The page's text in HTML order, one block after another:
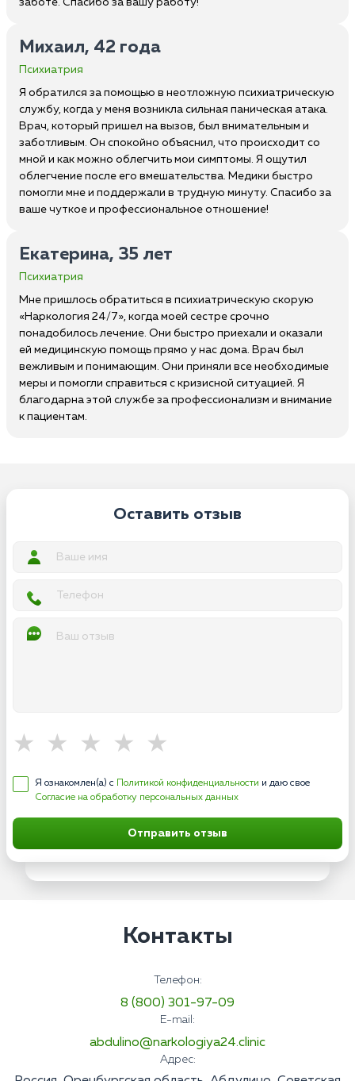
заботе. Спасибо за вашу работу!
Михаил, 42 года
Психиатрия
Я обратился за помощью в неотложную психиатрическую
службу, когда у меня возникла сильная паническая атака.
Врач, который пришел на вызов, был внимательным и
заботливым. Он спокойно объяснил, что происходит со
мной и как можно облегчить мои симптомы. Я ощутил
облегчение после его вмешательства. Медики быстро
помогли мне и поддержали в трудную минуту. Спасибо за
ваше чуткое и профессиональное отношение!
Екатерина, 35 лет
Психиатрия
Мне пришлось обратиться в психиатрическую скорую
«Наркология 24/7», когда моей сестре срочно
понадобилось лечение. Они быстро приехали и оказали
ей медицинскую помощь прямо у нас дома. Врач был
вежливым и понимающим. Они приняли все необходимые
меры и помогли справиться с кризисной ситуацией. Я
благодарна этой службе за профессионализм и внимание
к пациентам.
Оставить отзыв
Я ознакомлен(а) с Политикой конфиденциальности и даю свое
Согласие на обработку персональных данных
Отправить отзыв
Контакты
Телефон:
8 (800) 301-97-09
E-mail:
abdulino@narkologiya24.clinic
Адрес: